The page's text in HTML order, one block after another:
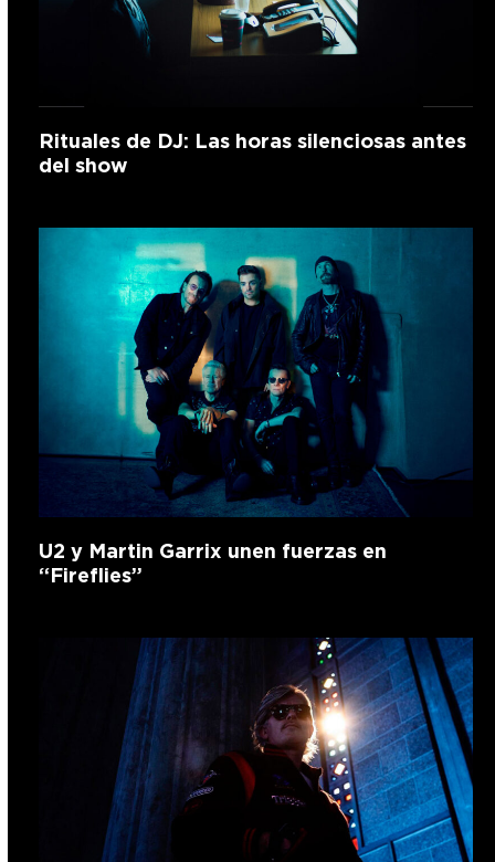
Rituales de DJ: Las horas silenciosas antes
del show
U2 y Martin Garrix unen fuerzas en
“Fireflies”